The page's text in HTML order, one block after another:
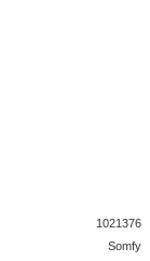
1021376
Somfy